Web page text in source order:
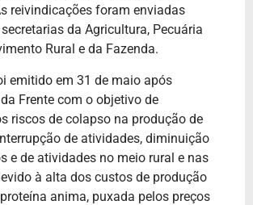
reivindicações foram enviadas
da Agricultura, Pecuária
Rural e da Fazenda.
emitido em 31 de maio após
Frente com o objetivo de
riscos de colapso na produção de
de atividades, diminuição
e de atividades no meio rural e nas
à alta dos custos de produção
anima, puxada pelos preços